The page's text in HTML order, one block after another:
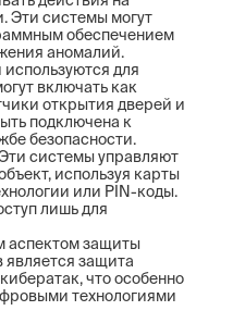
Эти системы могут
обеспечением
аномалий.
для
включать как
открытия дверей и
подключена к
безопасности.
системы управляют
используя карты
или PIN-коды.
лишь для
аспектом защиты
является защита
что особенно
технологиями